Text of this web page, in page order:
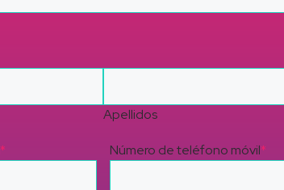
Apellidos
* Número de teléfono móvil*